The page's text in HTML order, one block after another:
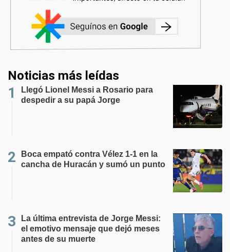
Noticias más leídas
Llegó Lionel Messi a Rosario para
despedir a su papá Jorge
Boca empató contra Vélez 1-1 en la
cancha de Huracán y sumó un punto
La última entrevista de Jorge Messi:
el emotivo mensaje que dejó meses
antes de su muerte